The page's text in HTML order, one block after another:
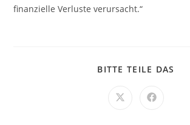
finanzielle Verluste verursacht.“
BITTE TEILE DAS